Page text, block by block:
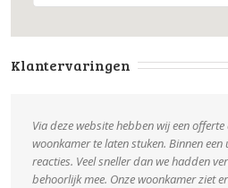
Klantervaringen
Via deze website hebben wij een
woonkamer te laten stuken. Binnen
reacties. Veel sneller dan we hadden
behoorlijk mee. Onze woonkamer ziet